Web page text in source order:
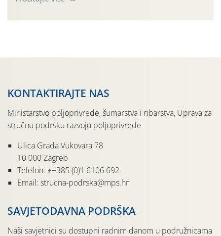
činjenicom da je riječ o mladim nasadima s vrlo malim
KONTAKTIRAJTE NAS
Ministarstvo poljoprivrede, šumarstva i ribarstva, Uprava za
stručnu podršku razvoju poljoprivrede
Ulica Grada Vukovara 78
10 000 Zagreb
Telefon: ++385 (0)1 6106 692
Email: strucna-podrska@mps.hr
SAVJETODAVNA PODRŠKA
Naši savjetnici su dostupni radnim danom u podružnicama